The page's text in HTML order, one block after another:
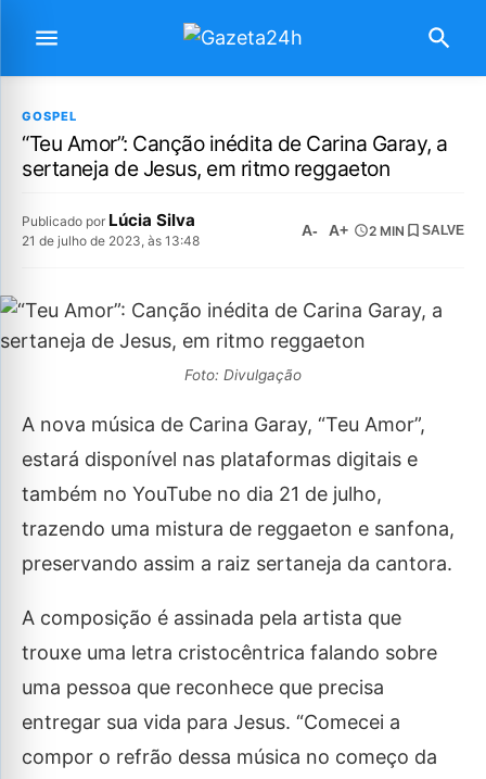
GOSPEL
“Teu Amor”: Canção inédita de Carina Garay, a
sertaneja de Jesus, em ritmo reggaeton
Publicado por Lúcia Silva
21 de julho de 2023, às 13:48
A- A+ 2 MIN SALVE
Foto: Divulgação
A nova música de Carina Garay, “Teu Amor”,
estará disponível nas plataformas digitais e
também no YouTube no dia 21 de julho,
trazendo uma mistura de reggaeton e sanfona,
preservando assim a raiz sertaneja da cantora.
A composição é assinada pela artista que
trouxe uma letra cristocêntrica falando sobre
uma pessoa que reconhece que precisa
entregar sua vida para Jesus. “Comecei a
compor o refrão dessa música no começo da